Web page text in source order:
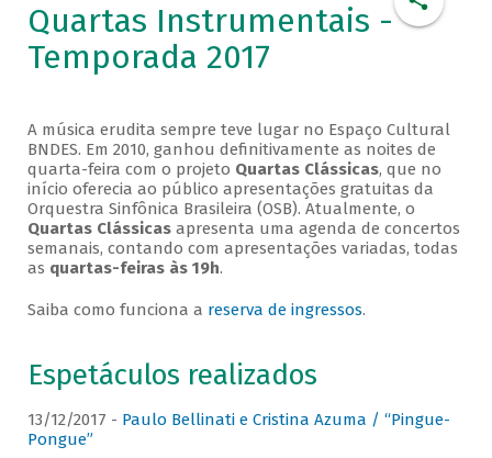
Quartas Instrumentais -
Temporada 2017
A música erudita sempre teve lugar no Espaço Cultural
BNDES. Em 2010, ganhou definitivamente as noites de
quarta-feira com o projeto Quartas Clássicas, que no
início oferecia ao público apresentações gratuitas da
Orquestra Sinfônica Brasileira (OSB). Atualmente, o
Quartas Clássicasapresenta uma agenda de concertos
semanais, contando com apresentações variadas, todas
as quartas-feiras às 19h.
Saiba como funciona a reserva de ingressos.
Espetáculos realizados
13/12/2017 - Paulo Bellinati e Cristina Azuma / “Pingue-
Pongue”